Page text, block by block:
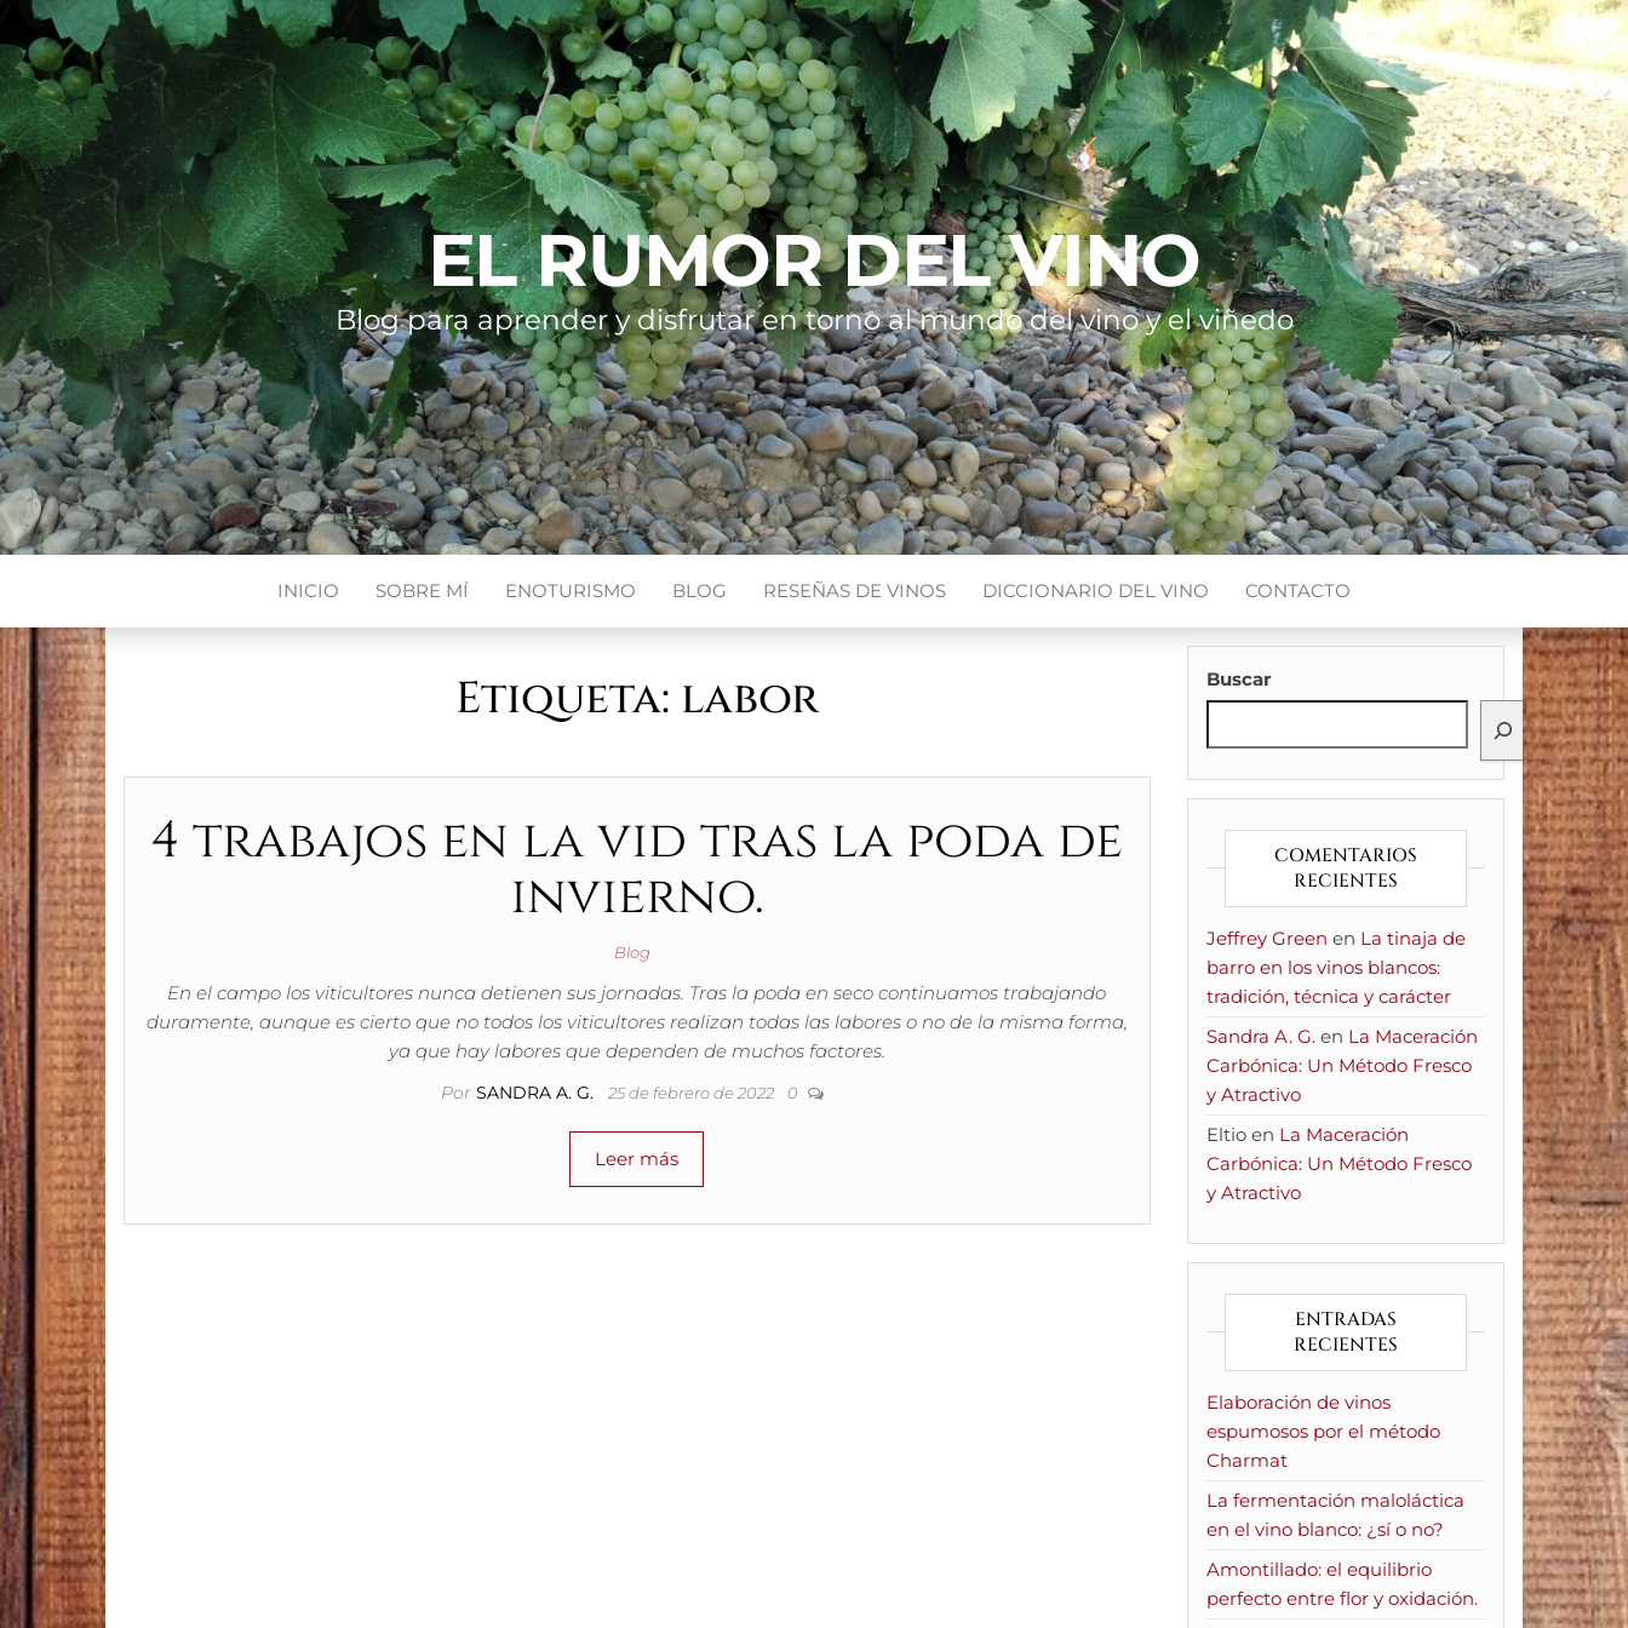
EL RUMOR DEL VINO
Blog para aprender y disfrutar en torno al mundo del vino y el viñedo
INICIO SOBRE MÍ ENOTURISMO BLOG RESEÑAS DE VINOS DICCIONARIO DEL VINO CONTACTO
Etiqueta: labor
4 trabajos en la vid tras la poda de
invierno.
Blog
En el campo los viticultores nunca detienen sus jornadas. Tras la poda en seco continuamos trabajando
duramente, aunque es cierto que no todos los viticultores realizan todas las labores o no de la misma forma,
ya que hay labores que dependen de muchos factores.
Por SANDRA A. G. 25 de febrero de 2022 0
Leer más
Buscar
COMENTARIOS
RECIENTES
Jeffrey Green en La tinaja de
barro en los vinos blancos:
tradición, técnica y carácter
Sandra A. G.en La Maceración
Carbónica: Un Método Fresco
y Atractivo
Eltioen La Maceración
Carbónica: Un Método Fresco
y Atractivo
ENTRADAS
RECIENTES
Elaboración de vinos
espumosos por el método
Charmat
La fermentación maloláctica
en el vino blanco: ¿sí o no?
Amontillado: el equilibrio
perfecto entre flor y oxidación.